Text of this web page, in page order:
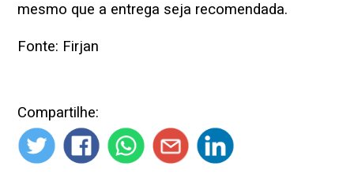
mesmo que a entrega seja recomendada.
Fonte: Firjan
Compartilhe: